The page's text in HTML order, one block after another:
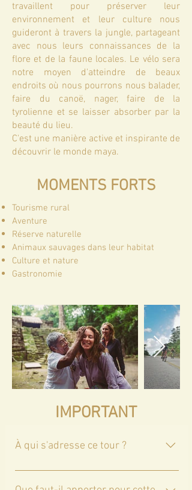
travaillent pour préserver leur
environnement et leur culture nous
guideront à travers la jungle, partageant
avec nous leurs connaissances de la
flore et de la faune locales. Le vélo sera
notre moyen d'atteindre de beaux
endroits où nous pourrons nous balader,
faire du canoë, nager, faire de la
tyrolienne et se laisser absorber par la
beauté du lieu.
C'est une manière active et inspirante de
découvrir le monde maya.
MOMENTS FORTS
Tourisme rural
Aventure
Réserve naturelle
Animaux sauvages dans leur habitat
Culture et nature
Gastronomie
IMPORTANT
À qui s'adresse ce tour ?
Cette excursion est idéale pour les